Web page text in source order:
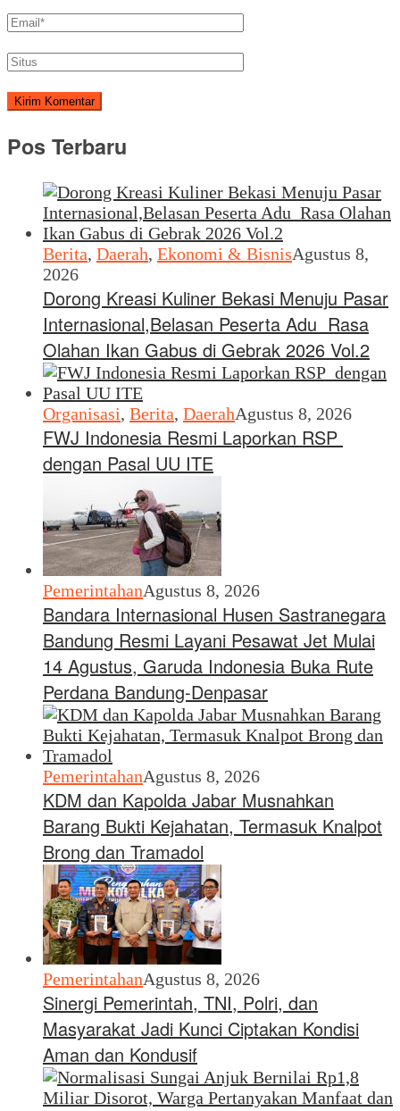
Pos Terbaru
Berita, Daerah, Ekonomi & BisnisAgustus 8,
2026
Dorong Kreasi Kuliner Bekasi Menuju Pasar
Internasional,Belasan Peserta Adu Rasa
Olahan Ikan Gabus di Gebrak 2026 Vol.2
Organisasi, Berita, DaerahAgustus 8, 2026
FWJ Indonesia Resmi Laporkan RSP
dengan Pasal UU ITE
PemerintahanAgustus 8, 2026
Bandara Internasional Husen Sastranegara
Bandung Resmi Layani Pesawat Jet Mulai
14 Agustus, Garuda Indonesia Buka Rute
Perdana Bandung-Denpasar
PemerintahanAgustus 8, 2026
KDM dan Kapolda Jabar Musnahkan
Barang Bukti Kejahatan, Termasuk Knalpot
Brong dan Tramadol
PemerintahanAgustus 8, 2026
Sinergi Pemerintah, TNI, Polri, dan
Masyarakat Jadi Kunci Ciptakan Kondisi
Aman dan Kondusif